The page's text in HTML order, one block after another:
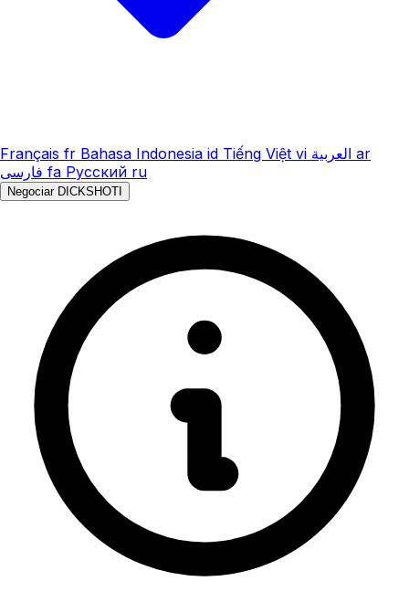
Français fr Bahasa Indonesia id Tiếng Việt vi العربية ar
فارسی fa Русский ru
Negociar DICKSHOTI